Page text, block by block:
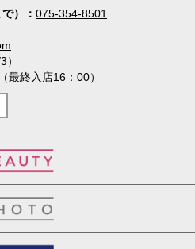
）
075-354-8501
最終入店16：00）